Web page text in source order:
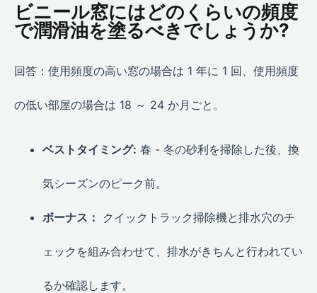
ビニール窓にはどのくらいの頻度
で潤滑油を塗るべきでしょうか?
回答：使用頻度の高い窓の場合は 1 年に 1 回、使用頻度
の低い部屋の場合は 18 ～ 24 か月ごと。
ベストタイミング: 春 - 冬の砂利を掃除した後、換
気シーズンのピーク前。
ボーナス： クイックトラック掃除機と排水穴のチ
ェックを組み合わせて、排水がきちんと行われてい
るか確認します。